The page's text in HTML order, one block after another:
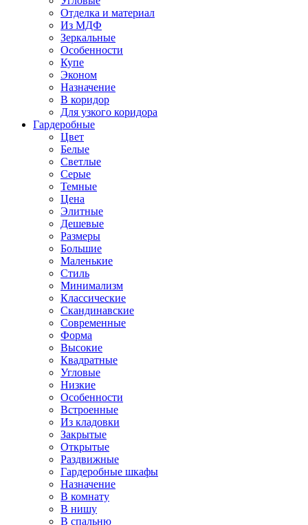
Отделка и материал
Из МДФ
Зеркальные
Особенности
Купе
Эконом
Назначение
В коридор
Для узкого коридора
Гардеробные
Цвет
Белые
Светлые
Серые
Темные
Цена
Элитные
Дешевые
Размеры
Большие
Маленькие
Стиль
Минимализм
Классические
Скандинавские
Современные
Форма
Высокие
Квадратные
Угловые
Низкие
Особенности
Встроенные
Из кладовки
Закрытые
Открытые
Раздвижные
Гардеробные шкафы
Назначение
В комнату
В нишу
В спальню